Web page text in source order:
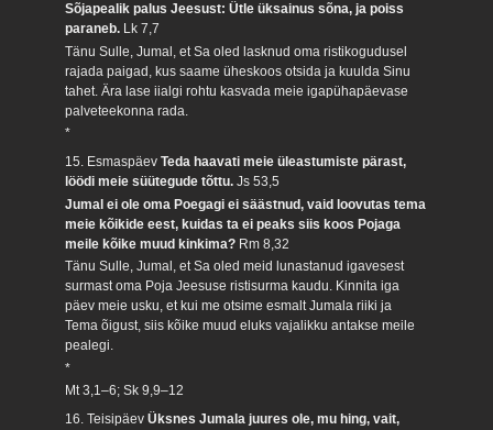
Sõjapealik palus Jeesust: Ütle üksainus sõna, ja poiss
paraneb. Lk 7,7
Tänu Sulle, Jumal, et Sa oled lasknud oma ristikogudusel
rajada paigad, kus saame üheskoos otsida ja kuulda Sinu
tahet. Ära lase iialgi rohtu kasvada meie igapühapäevase
palveteekonna rada.
*
15. EsmaspäevTeda haavati meie üleastumiste pärast,
löödi meie süütegude tõttu.Js 53,5
Jumal ei ole oma Poegagi ei säästnud, vaid loovutas tema
meie kõikide eest, kuidas ta ei peaks siis koos Pojaga
meile kõike muud kinkima? Rm 8,32
Tänu Sulle, Jumal, et Sa oled meid lunastanud igavesest
surmast oma Poja Jeesuse ristisurma kaudu. Kinnita iga
päev meie usku, et kui me otsime esmalt Jumala riiki ja
Tema õigust, siis kõike muud eluks vajalikku antakse meile
pealegi.
*
Mt 3,1–6; Sk 9,9–12
16. TeisipäevÜksnes Jumala juures ole, mu hing, vait,